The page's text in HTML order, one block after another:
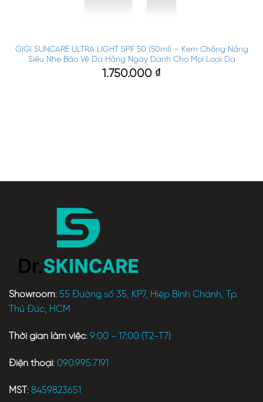
GIGI SUNCARE ULTRA LIGHT SPF 50 (50ml) – Kem Chống Nắng
Siêu Nhẹ Bảo Vệ Da Hằng Ngày Dành Cho Mọi Loại Da
1.750.000 ₫
Showroom: 55 Đường số 35, KP7, Hiệp Bình Chánh, Tp.
Thủ Đức, HCM
Thời gian làm việc: 9:00 - 17:00 (T2-T7)
Điện thoại: 090.995.7191
MST : 8459823651